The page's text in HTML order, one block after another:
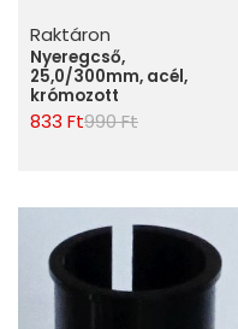
Raktáron
Nyeregcső,
25,0/300mm, acél,
krómozott
833 Ft990 Ft